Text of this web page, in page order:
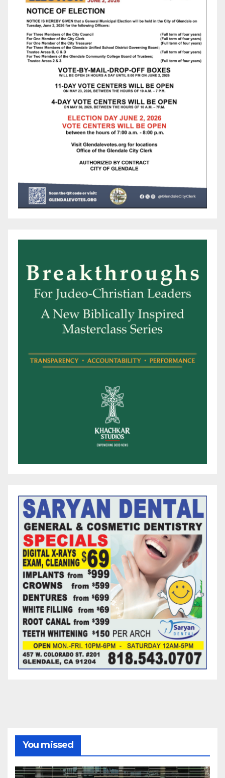
You missed